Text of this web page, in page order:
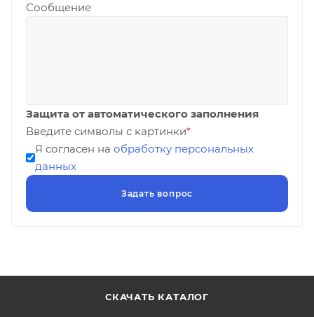
Сообщение
Защита от автоматического заполнения
Введите символы с картинки*
Я согласен на обработку персональных
данных
СКАЧАТЬ КАТАЛОГ